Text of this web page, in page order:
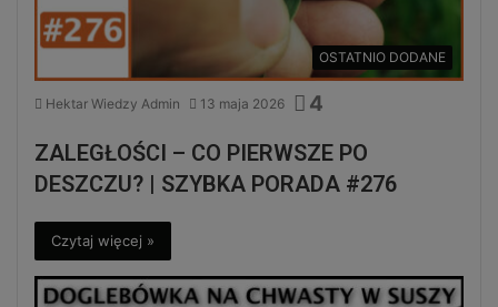
OSTATNIO DODANE
Hektar Wiedzy Admin 13 maja 2026 4
ZALEGŁOŚCI – CO PIERWSZE PO
DESZCZU? | SZYBKA PORADA #276
Czytaj więcej »